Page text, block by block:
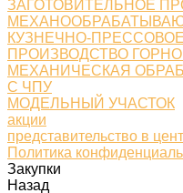
ЗАГОТОВИТЕЛЬНОЕ
КУЗНЕЧНО-
ПРОИЗВОДСТВО
МЕХАНИЧЕСКАЯ
С ЧПУ
МОДЕЛЬНЫЙ УЧАСТОК
акции
представительство в
Политика
Закупки
Назад